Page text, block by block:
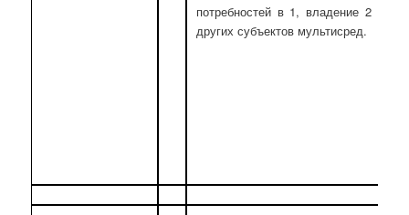
потребностей в 1, владение 2 и 3 у
других субъектов мультисред.